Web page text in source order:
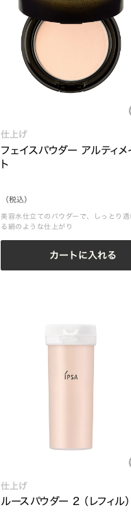
仕上げ
フェイスパウダー アルティメ
ト
（税込）
美容水仕立てのパウダーで、しっとり透
る絹のような仕上がり
カートに入れる
仕上げ
ルースパウダー 2 （レフィル）